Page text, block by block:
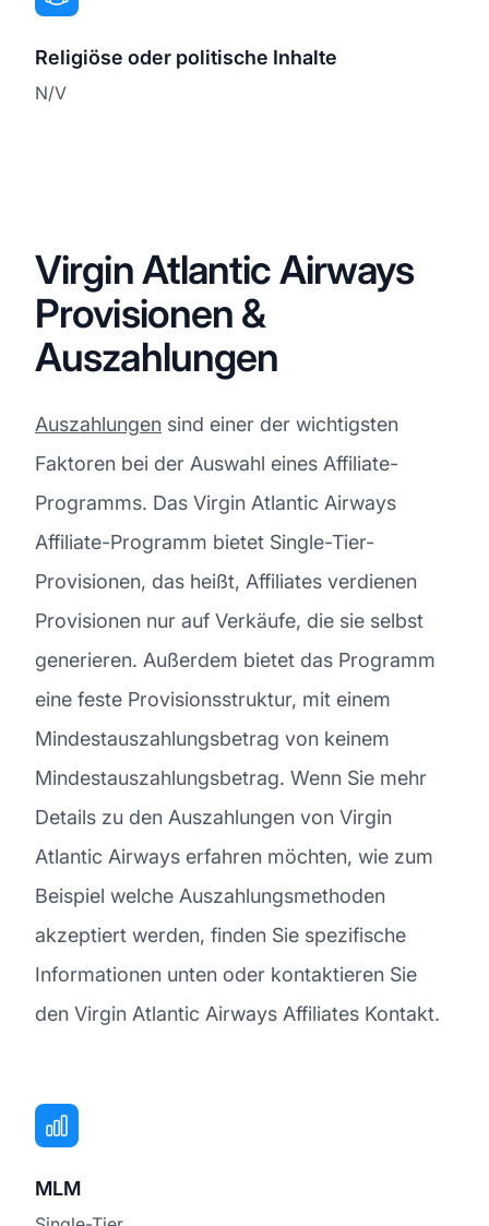
Religiöse oder politische Inhalte
N/V
Virgin Atlantic Airways
Provisionen &
Auszahlungen
Auszahlungen sind einer der wichtigsten
Faktoren bei der Auswahl eines Affiliate-
Programms. Das Virgin Atlantic Airways
Affiliate-Programm bietet Single-Tier-
Provisionen, das heißt, Affiliates verdienen
Provisionen nur auf Verkäufe, die sie selbst
generieren. Außerdem bietet das Programm
eine feste Provisionsstruktur, mit einem
Mindestauszahlungsbetrag von keinem
Mindestauszahlungsbetrag. Wenn Sie mehr
Details zu den Auszahlungen von Virgin
Atlantic Airways erfahren möchten, wie zum
Beispiel welche Auszahlungsmethoden
akzeptiert werden, finden Sie spezifische
Informationen unten oder kontaktieren Sie
den Virgin Atlantic Airways Affiliates Kontakt.
MLM